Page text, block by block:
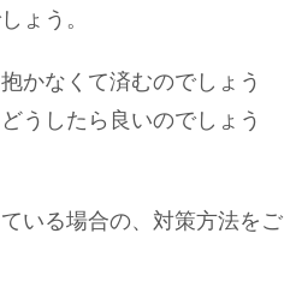
ょう。
かなくて済むのでしょう
うしたら良いのでしょう
いる場合の、対策方法をご